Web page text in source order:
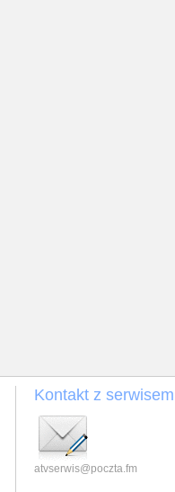
Kontakt z serwisem
atvserwis@poczta.fm